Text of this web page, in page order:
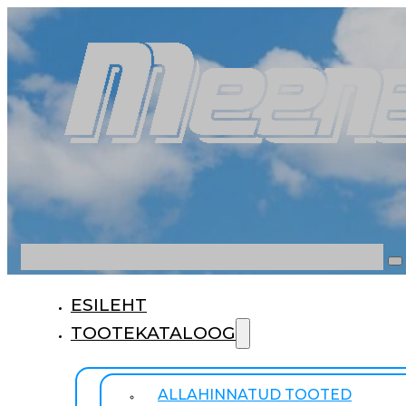
ESILEHT
TOOTEKATALOOG
ALLAHINNATUD TOOTED